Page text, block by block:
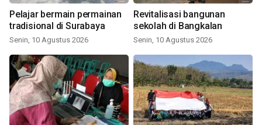
Pelajar bermain permainan
tradisional di Surabaya
Senin, 10 Agustus 2026
Revitalisasi bangunan
sekolah di Bangkalan
Senin, 10 Agustus 2026